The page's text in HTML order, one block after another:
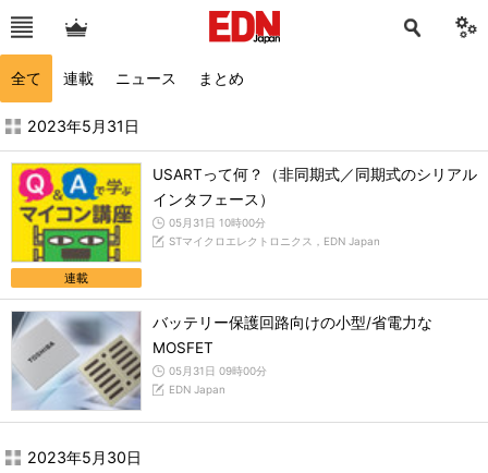
全て 連載 ニュース まとめ
2023年5月の記事一覧 - EDN Japan
2023年5月31日
連載
USARTって何？（非同期式／同期式のシリアル
インタフェース）
05月31日 10時00分
STマイクロエレクトロニクス，EDN Japan
バッテリー保護回路向けの小型/省電力な
MOSFET
05月31日 09時00分
EDN Japan
2023年5月30日